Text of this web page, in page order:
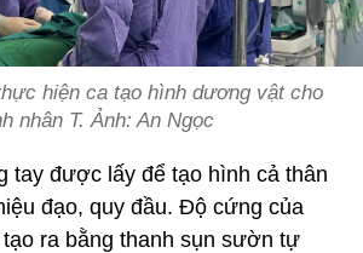
hiện ca tạo hình dương vật cho
nhân T. Ảnh: An Ngọc
tay được lấy để tạo hình cả thân
đạo, quy đầu. Độ cứng của
ra bằng thanh sụn sườn tự